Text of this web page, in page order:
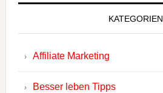
KATEGORIEN
Affiliate Marketing
Besser leben Tipps